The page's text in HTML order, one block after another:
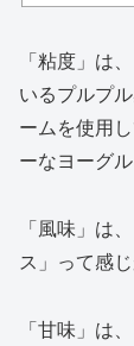
「粘度」は
いるプルプ
ームを使用
ーなヨーグル
「風味」は
ス」って感
「甘味」は